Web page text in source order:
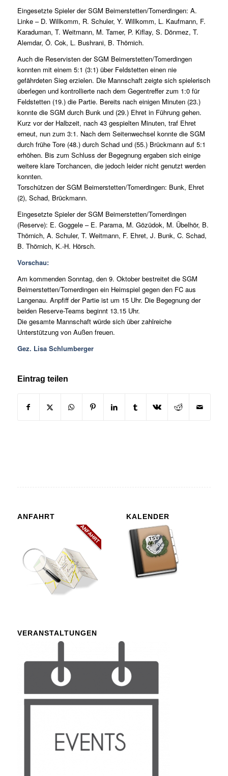
Eingesetzte Spieler der SGM Beimerstetten/Tomerdingen: A.
Linke – D. Willkomm, R. Schuler, Y. Willkomm, L. Kaufmann, F.
Karaduman, T. Weitmann, M. Tamer, P. Kiflay, S. Dönmez, T.
Alemdar, Ö. Cok, L. Bushrani, B. Thörnich.
Auch die Reservisten der SGM Beimerstetten/Tomerdingen
konnten mit einem 5:1 (3:1) über Feldstetten einen nie
gefährdeten Sieg erzielen. Die Mannschaft zeigte sich spielerisch
überlegen und kontrollierte nach dem Gegentreffer zum 1:0 für
Feldstetten (19.) die Partie. Bereits nach einigen Minuten (23.)
konnte die SGM durch Bunk und (29.) Ehret in Führung gehen.
Kurz vor der Halbzeit, nach 43 gespielten Minuten, traf Ehret
erneut, nun zum 3:1. Nach dem Seitenwechsel konnte die SGM
durch frühe Tore (48.) durch Schad und (55.) Brückmann auf 5:1
erhöhen. Bis zum Schluss der Begegnung ergaben sich einige
weitere klare Torchancen, die jedoch leider nicht genutzt werden
konnten.
Torschützen der SGM Beimerstetten/Tomerdingen: Bunk, Ehret
(2), Schad, Brückmann.
Eingesetzte Spieler der SGM Beimerstetten/Tomerdingen
(Reserve): E. Goggele – E. Parama, M. Gözüdok, M. Übelhör, B.
Thörnich, A. Schuler, T. Weitmann, F. Ehret, J. Bunk, C. Schad,
B. Thörnich, K.-H. Hörsch.
Vorschau:
Am kommenden Sonntag, den 9. Oktober bestreitet die SGM
Beimerstetten/Tomerdingen ein Heimspiel gegen den FC aus
Langenau. Anpfiff der Partie ist um 15 Uhr. Die Begegnung der
beiden Reserve-Teams beginnt 13.15 Uhr.
Die gesamte Mannschaft würde sich über zahlreiche
Unterstützung von Außen freuen.
Gez. Lisa Schlumberger
Eintrag teilen
ANFAHRT KALENDER
VERANSTALTUNGEN